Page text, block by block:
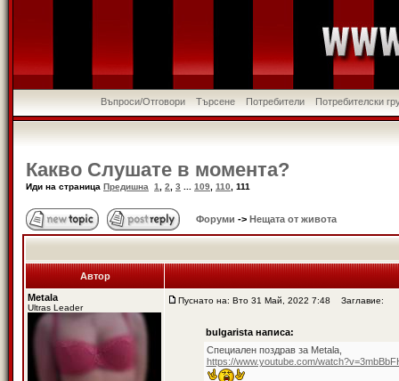
Въпроси/Отговори Търсене Потребители Потребителски
Какво Слушате в момента?
Иди на страница Предишна 1 2 3 109 110 111
Форуми -> Нещата от живота
Автор
Metala
Ultras Leader
Пуснато на: Вто 31 Май, 2022 7:48 Заглавие:
bulgarista написа:
Специален поздрав за Metala,
https://www.youtube.com/